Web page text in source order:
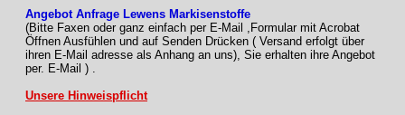
Angebot Anfrage Lewens Markisenstoffe
(Bitte Faxen oder ganz einfach per E-Mail ,Formular mit Acrobat
Öffnen Ausfühlen und auf Senden Drücken ( Versand erfolgt über
ihren E-Mail adresse als Anhang an uns), Sie erhalten ihre Angebot
per. E-Mail ) .
Unsere Hinweispflicht